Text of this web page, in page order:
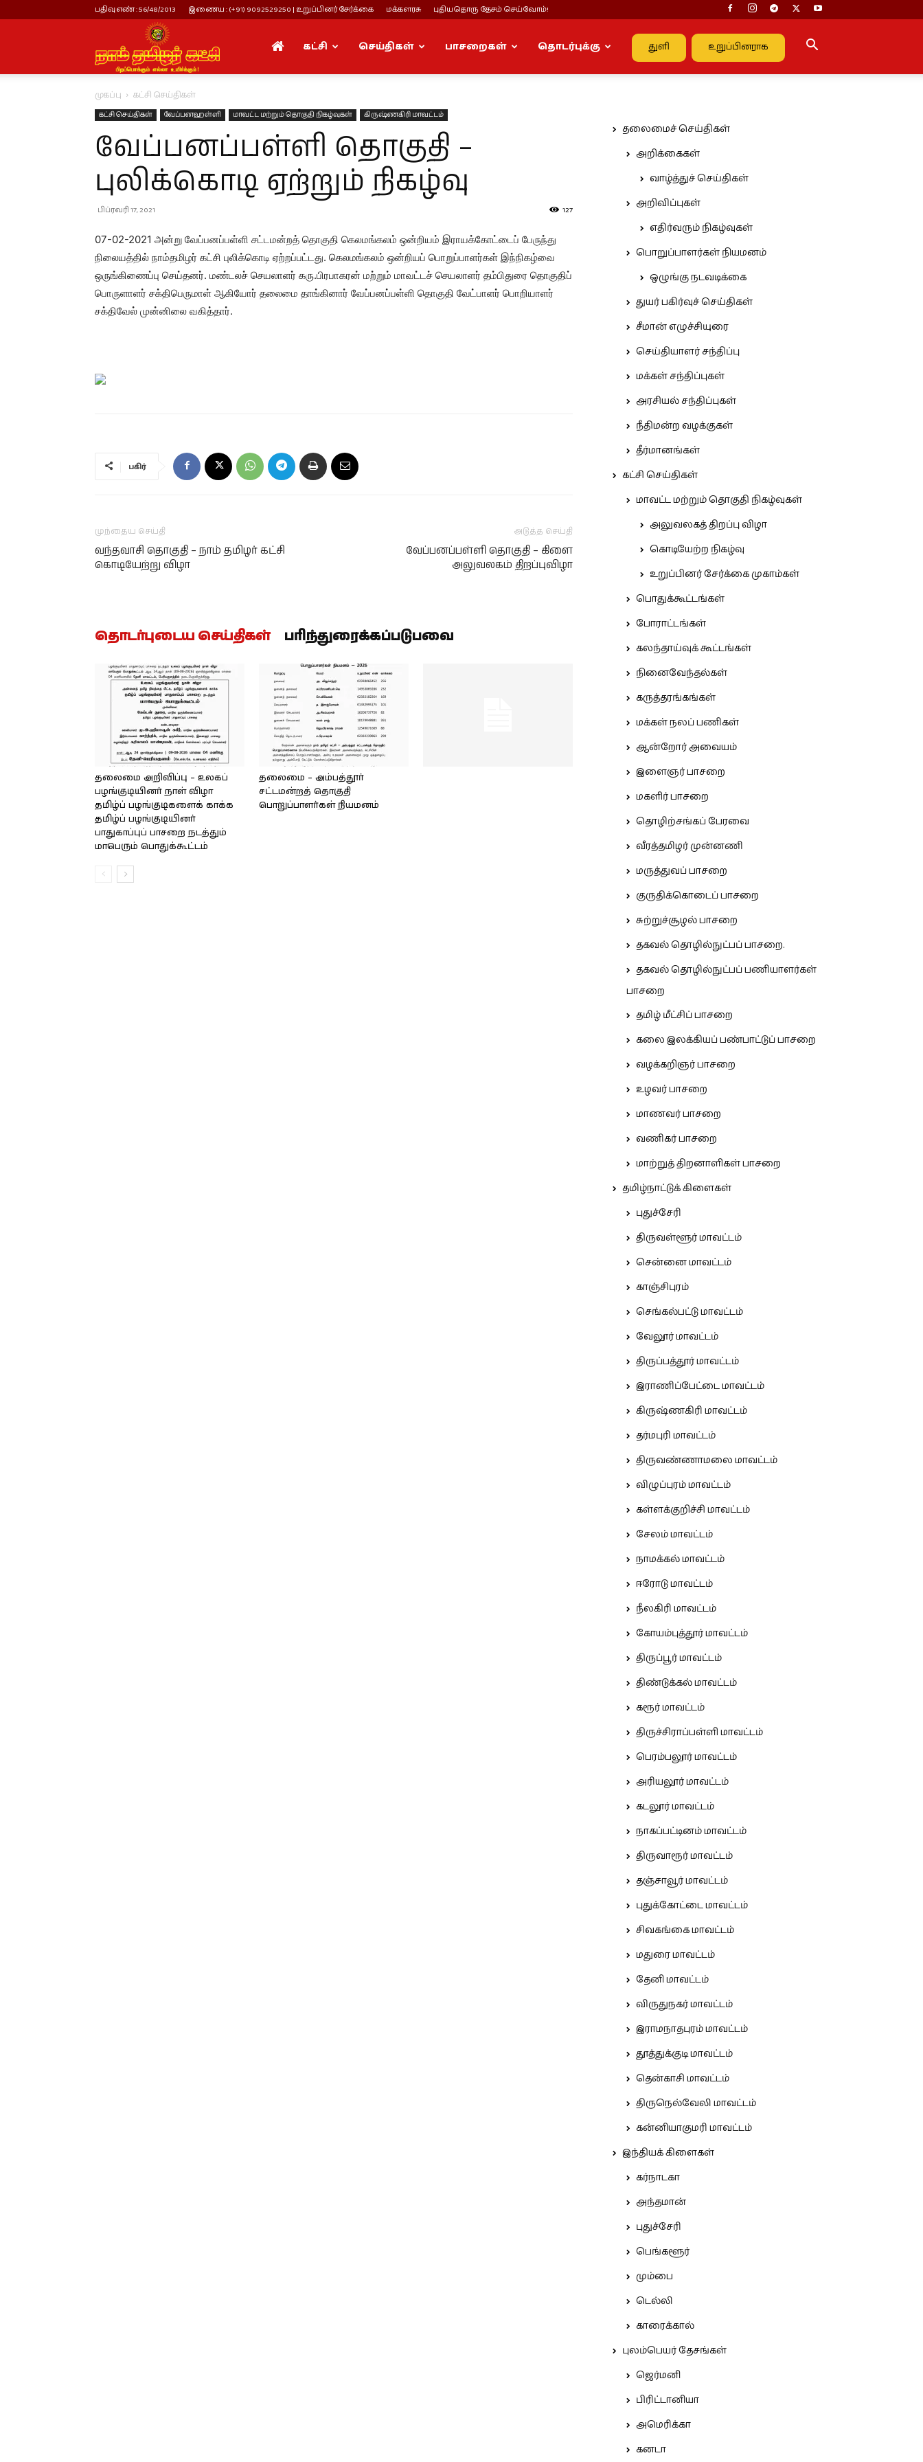
பதிவு எண் : 56/48/2013 இணைய : (+91) 9092529250 | உறுப்பினர் சேர்க்கை மக்களரசு புதியதொரு தேசம் செய்வோம்!
துளி உறுப்பினராக
நாம்
கட்சி
கட்சி செய்திகள் பாசறைகள் தொடர்புக்கு
முகப்பு கட்சி செய்திகள்
கட்சி செய்திகள் வேப்பனஹள்ளி மாவட்ட மற்றும் தொகுதி நிகழ்வுகள் கிருஷ்ணகிரி மாவட்டம்
வேப்பனப்பள்ளி தொகுதி –
புலிக்கொடி ஏற்றும் நிகழ்வு
பிப்ரவரி 17, 2021 127
07-02-2021 அன்று வேப்பனப்பள்ளி சட்டமன்றத் தொகுதி கெலமங்கலம் ஒன்றியம் இராயக்கோட்டைப் பேருந்து
நிலையத்தில் நாம்தமிழர் கட்சி புலிக்கொடி ஏற்றப்பட்டது. கெலமங்கலம் ஒன்றியப் பொறுப்பாளர்கள் இந்நிகழ்வை
ஒருங்கிணைப்பு செய்தனர். மண்டலச் செயலாளர் கரு.பிரபாகரன் மற்றும் மாவட்டச் செயலாளர் தம்பிதுரை தொகுதிப்
பொருளாளர் சக்திபெருமாள் ஆகியோர் தலைமை தாங்கினார் வேப்பனப்பள்ளி தொகுதி வேட்பாளர் பொறியாளர்
சக்திவேல் முன்னிலை வகித்தார்.
பகிர்
முந்தைய செய்தி
வந்தவாசி தொகுதி – நாம் தமிழர் கட்சி
கொடியேற்று விழா
அடுத்த செய்தி
வேப்பனப்பள்ளி தொகுதி – கிளை
அலுவலகம் திறப்புவிழா
தொடர்புடைய செய்திகள் பரிந்துரைக்கப்படுபவை
தலைமை அறிவிப்பு – உலகப்
பழங்குடியினர் நாள் விழா
தமிழ்ப் பழங்குடிகளைக் காக்க
தமிழ்ப் பழங்குடியினர்
பாதுகாப்புப் பாசறை நடத்தும்
மாபெரும் பொதுக்கூட்டம்
தலைமை – அம்பத்தூர்
சட்டமன்றத் தொகுதி
பொறுப்பாளர்கள் நியமனம்
தலைமைச் செய்திகள்
அறிக்கைகள்
வாழ்த்துச் செய்திகள்
அறிவிப்புகள்
எதிர்வரும் நிகழ்வுகள்
பொறுப்பாளர்கள் நியமனம்
ஒழுங்கு நடவடிக்கை
துயர் பகிர்வுச் செய்திகள்
சீமான் எழுச்சியுரை
செய்தியாளர் சந்திப்பு
மக்கள் சந்திப்புகள்
அரசியல் சந்திப்புகள்
நீதிமன்ற வழக்குகள்
தீர்மானங்கள்
கட்சி செய்திகள்
மாவட்ட மற்றும் தொகுதி நிகழ்வுகள்
அலுவலகத் திறப்பு விழா
கொடியேற்ற நிகழ்வு
உறுப்பினர் சேர்க்கை முகாம்கள்
பொதுக்கூட்டங்கள்
போராட்டங்கள்
கலந்தாய்வுக் கூட்டங்கள்
நினைவேந்தல்கள்
கருத்தரங்கங்கள்
மக்கள் நலப் பணிகள்
ஆன்றோர் அவையம்
இளைஞர் பாசறை
மகளிர் பாசறை
தொழிற்சங்கப் பேரவை
வீரத்தமிழர் முன்னணி
மருத்துவப் பாசறை
குருதிக்கொடைப் பாசறை
சுற்றுச்சூழல் பாசறை
தகவல் தொழில்நுட்பப் பாசறை.
தகவல் தொழில்நுட்பப் பணியாளர்கள்
பாசறை
தமிழ் மீட்சிப் பாசறை
கலை இலக்கியப் பண்பாட்டுப் பாசறை
வழக்கறிஞர் பாசறை
உழவர் பாசறை
மாணவர் பாசறை
வணிகர் பாசறை
மாற்றுத் திறனாளிகள் பாசறை
தமிழ்நாட்டுக் கிளைகள்
புதுச்சேரி
திருவள்ளூர் மாவட்டம்
சென்னை மாவட்டம்
காஞ்சிபுரம்
செங்கல்பட்டு மாவட்டம்
வேலூர் மாவட்டம்
திருப்பத்தூர் மாவட்டம்
இராணிப்பேட்டை மாவட்டம்
கிருஷ்ணகிரி மாவட்டம்
தர்மபுரி மாவட்டம்
திருவண்ணாமலை மாவட்டம்
விழுப்புரம் மாவட்டம்
கள்ளக்குறிச்சி மாவட்டம்
சேலம் மாவட்டம்
நாமக்கல் மாவட்டம்
ஈரோடு மாவட்டம்
நீலகிரி மாவட்டம்
கோயம்புத்தூர் மாவட்டம்
திருப்பூர் மாவட்டம்
திண்டுக்கல் மாவட்டம்
கரூர் மாவட்டம்
திருச்சிராப்பள்ளி மாவட்டம்
பெரம்பலூர் மாவட்டம்
அரியலூர் மாவட்டம்
கடலூர் மாவட்டம்
நாகப்பட்டினம் மாவட்டம்
திருவாரூர் மாவட்டம்
தஞ்சாவூர் மாவட்டம்
புதுக்கோட்டை மாவட்டம்
சிவகங்கை மாவட்டம்
மதுரை மாவட்டம்
தேனி மாவட்டம்
விருதுநகர் மாவட்டம்
இராமநாதபுரம் மாவட்டம்
தூத்துக்குடி மாவட்டம்
தென்காசி மாவட்டம்
திருநெல்வேலி மாவட்டம்
கன்னியாகுமரி மாவட்டம்
இந்தியக் கிளைகள்
கர்நாடகா
அந்தமான்
புதுச்சேரி
பெங்களூர்
மும்பை
டெல்லி
காரைக்கால்
புலம்பெயர் தேசங்கள்
ஜெர்மனி
பிரிட்டானியா
அமெரிக்கா
கனடா